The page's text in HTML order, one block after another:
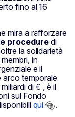
fino al 16
mira a rafforzare
procedure di
la solidarietà
in
e il
arco temporale
di € , è il
sul Fondo
qui
.